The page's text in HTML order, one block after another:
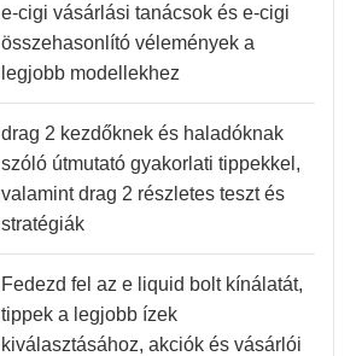
e-cigi vásárlási tanácsok és e-cigi
összehasonlító vélemények a
legjobb modellekhez
drag 2 kezdőknek és haladóknak
szóló útmutató gyakorlati tippekkel,
valamint drag 2 részletes teszt és
stratégiák
Fedezd fel az e liquid bolt kínálatát,
tippek a legjobb ízek
kiválasztásához, akciók és vásárlói